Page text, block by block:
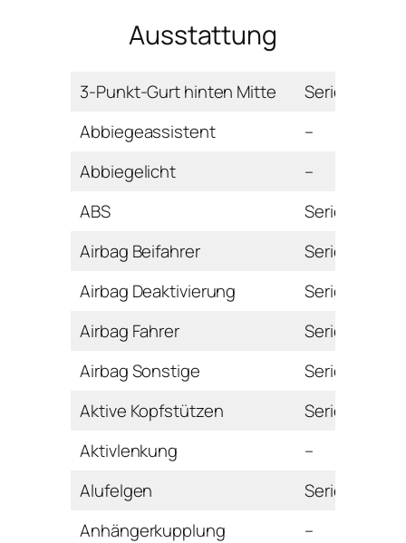
Ausstattung
3-Punkt-Gurt hinten Mitte
Serie
Abbiegeassistent
–
Abbiegelicht
–
ABS
Serie
Airbag Beifahrer
Serie
Airbag Deaktivierung
Serie
Airbag Fahrer
Serie
Airbag Sonstige
Serie
Aktive Kopfstützen
Serie
Aktivlenkung
–
Alufelgen
Serie
Anhängerkupplung
–